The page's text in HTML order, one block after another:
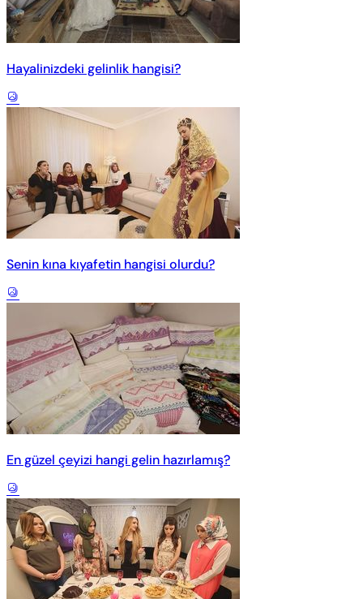
Hayalinizdeki gelinlik hangisi?
Senin kına kıyafetin hangisi olurdu?
En güzel çeyizi hangi gelin hazırlamış?